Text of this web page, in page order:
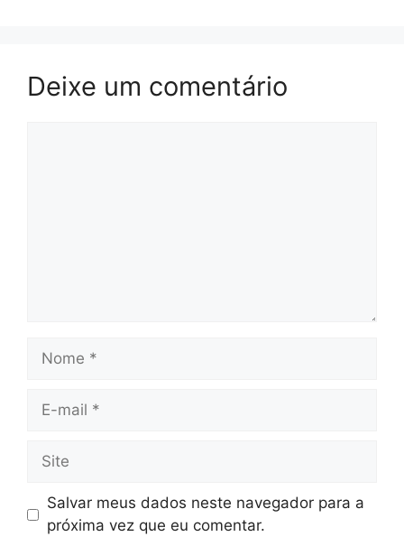
Deixe um comentário
Nome
Site
Salvar meus dados neste navegador para a
próxima vez que eu comentar.